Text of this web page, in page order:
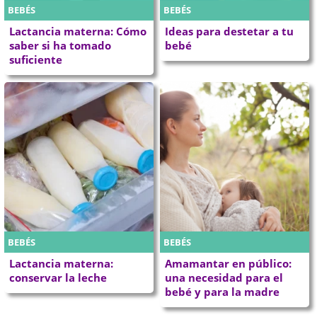
BEBÉS
Lactancia materna: Cómo
saber si ha tomado
suficiente
BEBÉS
Ideas para destetar a tu
bebé
BEBÉS
Lactancia materna:
conservar la leche
BEBÉS
Amamantar en público:
una necesidad para el
bebé y para la madre